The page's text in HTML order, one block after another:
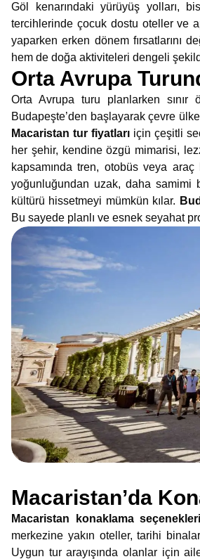
Göl kenarındaki yürüyüş yolları,
tercihlerinde çocuk dostu oteller ve
yaparken erken dönem fırsatlarını
hem de doğa aktiviteleri dengeli
Orta Avrupa
Orta Avrupa turu planlarken sınır
Budapeşte’den başlayarak çevre
Macaristan tur fiyatlarıiçin çeşitli
her şehir, kendine özgü mimarisi,
kapsamında tren, otobüs veya
yoğunluğundan uzak, daha samimi
kültürü hissetmeyi mümkün kılar.
Bu sayede planlı ve esnek seyahat
Macaristan’da
Macaristan konaklama seçenekleri
merkezine yakın oteller, tarihi
Uygun tur arayışında olanlar için